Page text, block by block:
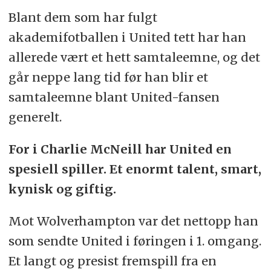
Blant dem som har fulgt
akademifotballen i United tett har han
allerede vært et hett samtaleemne, og det
går neppe lang tid før han blir et
samtaleemne blant United-fansen
generelt.
For i Charlie McNeill har United en
spesiell spiller. Et enormt talent, smart,
kynisk og giftig.
Mot Wolverhampton var det nettopp han
som sendte United i føringen i 1. omgang.
Et langt og presist fremspill fra en